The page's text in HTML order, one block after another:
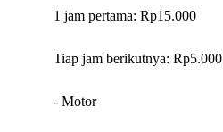
1 jam pertama: Rp15.000
Tiap jam berikutnya: Rp5.000
- Motor